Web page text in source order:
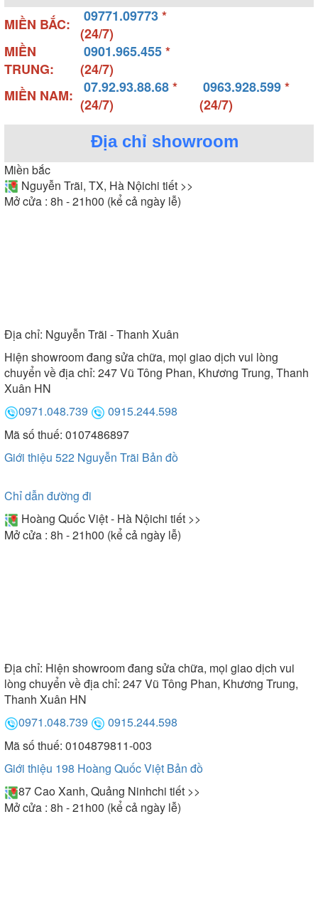
MIỀN BẮC: 09771.09773*
(24/7)
MIỀN
TRUNG:
0901.965.455*
(24/7)
MIỀN NAM:
07.92.93.88.68*
(24/7)
0963.928.599*
(24/7)
Địa chỉ showroom
Miền bắc
Nguyễn Trãi, TX, Hà Nộichi tiết >>
Mở cửa : 8h - 21h00 (kể cả ngày lễ)
Địa chỉ: Nguyễn Trãi - Thanh Xuân
Hiện showroom đang sửa chữa, mọi giao dịch vui lòng
chuyển về địa chỉ: 247 Vũ Tông Phan, Khương Trung, Thanh
Xuân HN
0971.048.739
0915.244.598
Mã số thuế: 0107486897
Giới thiệu 522 Nguyễn Trãi Bản đồ
Chỉ dẫn đường đi
Hoàng Quốc Việt - Hà Nộichi tiết >>
Mở cửa : 8h - 21h00 (kể cả ngày lễ)
Địa chỉ: Hiện showroom đang sửa chữa, mọi giao dịch vui
lòng chuyển về địa chỉ: 247 Vũ Tông Phan, Khương Trung,
Thanh Xuân HN
0971.048.739
0915.244.598
Mã số thuế: 0104879811-003
Giới thiệu 198 Hoàng Quốc Việt Bản đồ
87 Cao Xanh, Quảng Ninhchi tiết >>
Mở cửa : 8h - 21h00 (kể cả ngày lễ)